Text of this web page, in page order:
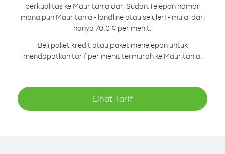
berkualitas ke Mauritania dari Sudan.Telepon nomor
mana pun Mauritania - landline atau seluler! - mulai dari
hanya 70.0 ¢ per menit.
Beli paket kredit atau paket menelepon untuk
mendapatkan tarif per menit termurah ke Mauritania.
Lihat Tarif